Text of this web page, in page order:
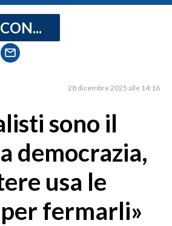
28 dicembre 2025 alle 14:16
sono il
democrazia,
usa le
fermarli»